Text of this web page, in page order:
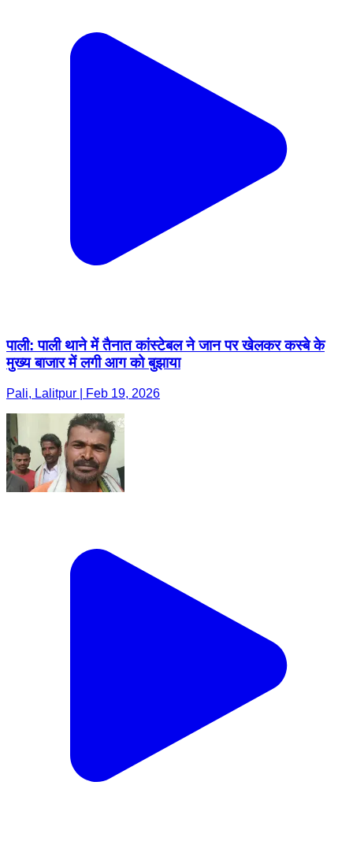
पाली: पाली थाने में तैनात कांस्टेबल ने जान पर खेलकर कस्बे के
मुख्य बाजार में लगी आग को बुझाया
Pali, Lalitpur | Feb 19, 2026